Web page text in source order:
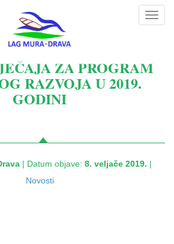
ZA PROGRAM
RAZVOJA U 2019.
GODINI
| Datum objave: 8. veljače 2019. |
Novosti